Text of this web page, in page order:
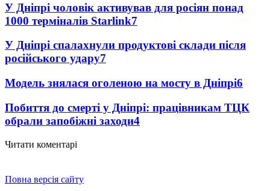
У Дніпрі чоловік активував для росіян понад
1000 терміналів Starlink7
У Дніпрі спалахнули продуктові склади після
російського удару7
Модель знялася оголеною на мосту в Дніпрі6
Побиття до смерті у Дніпрі: працівникам ТЦК
обрали запобіжні заходи4
Читати коментарі
Повна версія сайту